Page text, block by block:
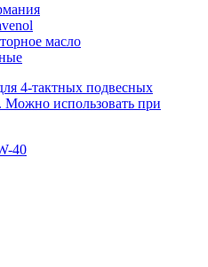
масло
4-тактных подвесных
использовать при
40